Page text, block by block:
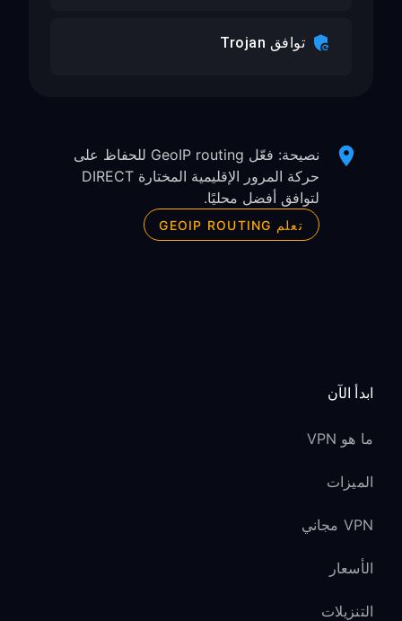
توافق Trojan
نصيحة: فعّل GeoIP routing للحفاظ على
حركة المرور الإقليمية المختارة DIRECT
لتوافق أفضل محليًا.
تعلم GEOIP ROUTING
ابدأ الآن
ما هو VPN
الميزات
VPN مجاني
الأسعار
التنزيلات